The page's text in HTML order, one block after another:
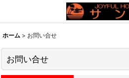
ホーム > お問い合せ
お問い合せ